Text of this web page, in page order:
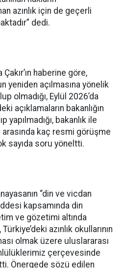
azınlık için de geçerli
dedi.
haberine göre,
yeniden açılmasına yönelik
olmadığı, Eylül 2026’da
açıklamaların bakanlığın
yapılmadığı, bakanlık ile
kaç resmi görüşme
sayıda soru yöneltti.
“din ve vicdan
kapsamında din
ve gözetimi altında
azınlık okullarının
olmak üzere uluslararası
çerçevesinde
Önergede sözü edilen